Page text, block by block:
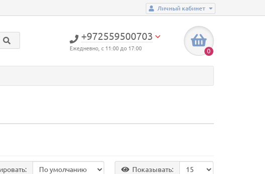
Личный кабинет
+972559500703
Ежедневно, с 11:00 до 17:00 0
Показывать: